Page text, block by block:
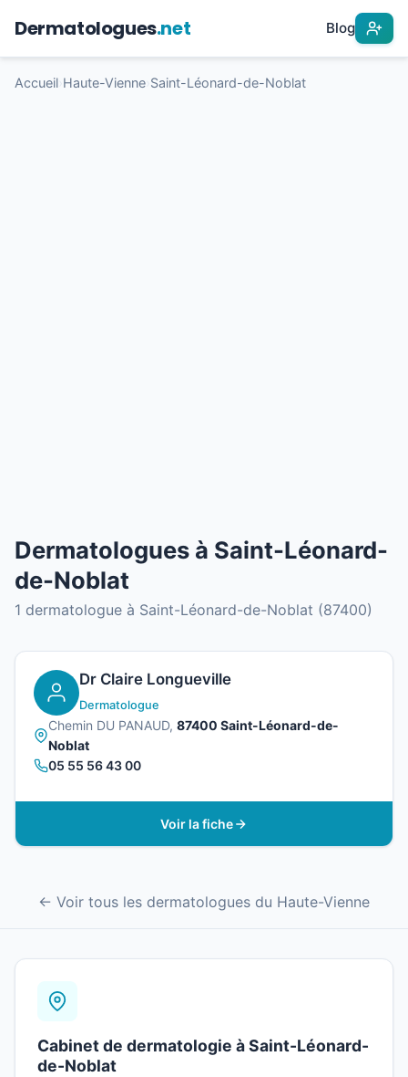
Dermatologues.net Blog
Accueil Haute-Vienne Saint-Léonard-de-Noblat
Dermatologues à Saint-Léonard-
de-Noblat
1 dermatologue à Saint-Léonard-de-Noblat (87400)
Dr Claire Longueville
Dermatologue
Chemin DU PANAUD, 87400 Saint-Léonard-de-
Noblat
05 55 56 43 00
Voir la fiche
← Voir tous les dermatologues du Haute-Vienne
Cabinet de dermatologie à Saint-Léonard-
de-Noblat